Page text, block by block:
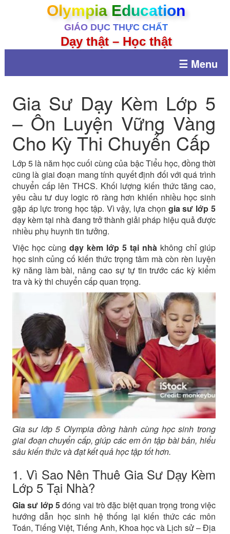
Olympia Education
GIÁO DỤC THỰC CHẤT
Dạy thật – Học thật
☰ Menu
Gia Sư Dạy Kèm Lớp 5
– Ôn Luyện Vững Vàng
Cho Kỳ Thi Chuyển Cấp
Lớp 5 là năm học cuối cùng của bậc Tiểu học, đồng thời
cũng là giai đoạn mang tính quyết định đối với quá trình
chuyển cấp lên THCS. Khối lượng kiến thức tăng cao,
yêu cầu tư duy logic rõ ràng hơn khiến nhiều học sinh
gặp áp lực trong học tập. Vì vậy, lựa chọn gia sư lớp 5
dạy kèm tại nhà đang trở thành giải pháp hiệu quả được
nhiều phụ huynh tin tưởng.
Việc học cùng dạy kèm lớp 5 tại nhàkhông chỉ giúp
học sinh củng cố kiến thức trọng tâm mà còn rèn luyện
kỹ năng làm bài, nâng cao sự tự tin trước các kỳ kiểm
tra và kỳ thi chuyển cấp quan trọng.
Gia sư lớp 5 Olympia đồng hành cùng học sinh trong
giai đoạn chuyển cấp, giúp các em ôn tập bài bản, hiểu
sâu kiến thức và đạt kết quả học tập tốt hơn.
1. Vì Sao Nên Thuê Gia Sư Dạy Kèm
Lớp 5 Tại Nhà?
Gia sư lớp 5đóng vai trò đặc biệt quan trọng trong việc
hướng dẫn học sinh hệ thống lại kiến thức các môn
Toán, Tiếng Việt, Tiếng Anh, Khoa học và Lịch sử – Địa